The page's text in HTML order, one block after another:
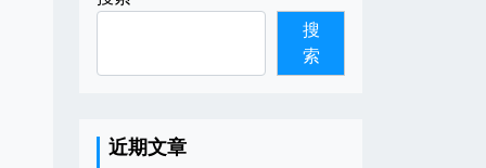
搜
索
近期文章